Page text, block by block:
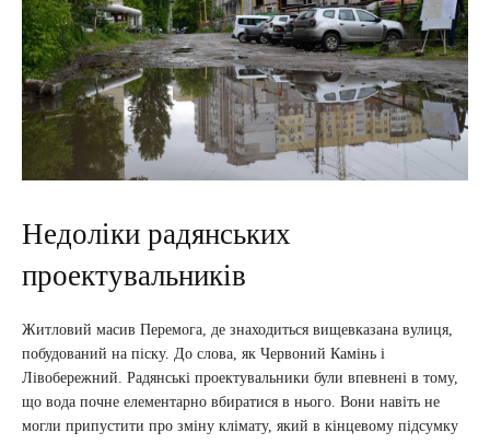
Недоліки радянських
проектувальників
Житловий масив Перемога, де знаходиться вищевказана вулиця,
побудований на піску. До слова, як Червоний Камінь і
Лівобережний. Радянські проектувальники були впевнені в тому,
що вода почне елементарно вбиратися в нього. Вони навіть не
могли припустити про зміну клімату, який в кінцевому підсумку